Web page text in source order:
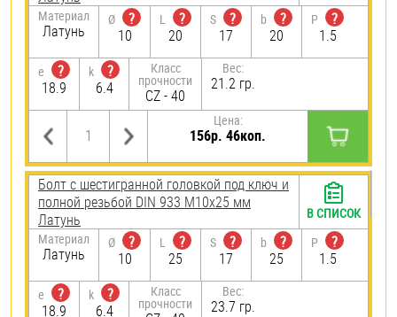
Материал
Латунь
Ø
?
10
L
?
20
S
?
17
b
?
20
P
?
1.5
e
?
18.9
k
?
6.4
Класс
прочности
CZ - 40
Вес:
21.2 гр.
Цена:
156р. 46коп.
Болт с шестигранной головкой под ключ и
полной резьбой DIN 933 М10х25 мм
Латунь
Материал
Латунь
Ø
?
10
L
?
25
S
?
17
b
?
25
P
?
1.5
e
?
18.9
k
?
6.4
Класс
прочности
Вес:
23.7 гр.
В СПИСОК